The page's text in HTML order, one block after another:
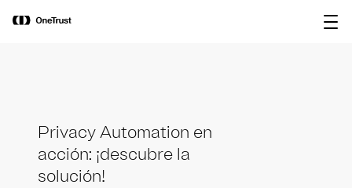
OneTrust nombrada Visionaria en el
Magic Quadrant™ de Gartner® 2026
Privacy Automation en
acción: ¡descubre la
solución!